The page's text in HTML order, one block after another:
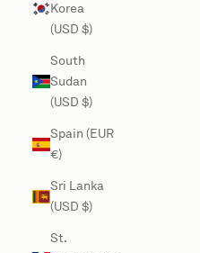
Korea
(USD $)
South
Sudan
(USD $)
Spain (EUR
€)
Sri Lanka
(USD $)
St.